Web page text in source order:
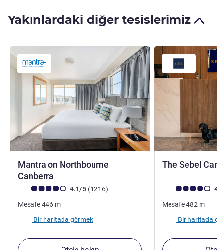
Yakınlardaki diğer tesislerimiz
Mantra on Northbourne
Canberra
Avis müşterileri puanı (ALL Puanlama)
4.1/5 (1216görüş
)
Mesafe446 m
Bir haritada görmek
The Sebel
Avis müşterileri
Mesafe482 m
Bir haritada